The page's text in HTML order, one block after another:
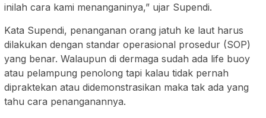
inilah cara kami menanganinya,” ujar Supendi.
Kata Supendi, penanganan orang jatuh ke laut harus
dilakukan dengan standar operasional prosedur (SOP)
yang benar. Walaupun di dermaga sudah ada life buoy
atau pelampung penolong tapi kalau tidak pernah
dipraktekan atau didemonstrasikan maka tak ada yang
tahu cara penanganannya.